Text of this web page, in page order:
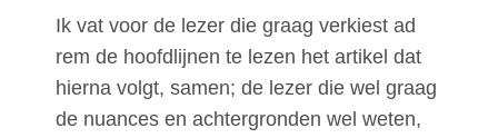
Ik vat voor de lezer die graag verkiest ad
rem de hoofdlijnen te lezen het artikel dat
hierna volgt, samen; de lezer die wel graag
de nuances en achtergronden wel weten,